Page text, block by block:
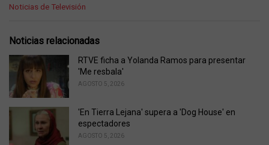
C
e
r
e
Noticias de Televisión
Noticias relacionadas
RTVE ficha a Yolanda Ramos para presentar
'Me resbala'
AGOSTO 5, 2026
'En Tierra Lejana' supera a 'Dog House' en
espectadores
AGOSTO 5, 2026